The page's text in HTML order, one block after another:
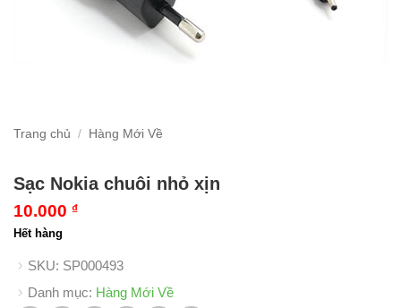
Trang chủ / Hàng Mới Về
Sạc Nokia chuôi nhỏ xịn
10.000 ₫
Hết hàng
SKU: SP000493
Danh mục: Hàng Mới Về